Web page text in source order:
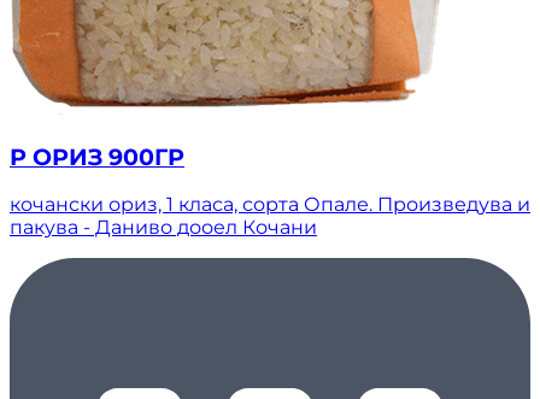
Р ОРИЗ 900ГР
кочански ориз, 1 класа, сорта Опале. Произведува и
пакува - Даниво дооел Кочани